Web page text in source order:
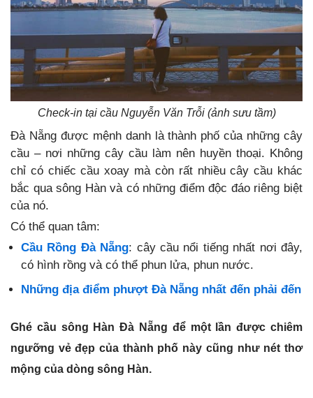
Check-in tại cầu Nguyễn Văn Trỗi (ảnh sưu tầm)
Đà Nẵng được mệnh danh là thành phố của những cây
cầu – nơi những cây cầu làm nên huyền thoại. Không
chỉ có chiếc cầu xoay mà còn rất nhiều cây cầu khác
bắc qua sông Hàn và có những điểm độc đáo riêng biệt
của nó.
Có thể quan tâm:
Cầu Rồng Đà Nẵng: cây cầu nổi tiếng nhất nơi đây,
có hình rồng và có thể phun lửa, phun nước.
Những địa điểm phượt Đà Nẵng nhất đến phải đến
Ghé cầu sông Hàn Đà Nẵng để một lần được chiêm
ngưỡng vẻ đẹp của thành phố này cũng như nét thơ
mộng của dòng sông Hàn.